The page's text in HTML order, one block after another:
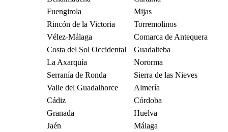
Fuengirola
Mijas
Rincón de la Victoria
Torremolinos
Vélez-Málaga
Comarca de Antequera
Costa del Sol Occidental
Guadalteba
La Axarquía
Nororma
Serranía de Ronda
Sierra de las Nieves
Valle del Guadalhorce
Almería
Cádiz
Córdoba
Granada
Huelva
Jaén
Málaga